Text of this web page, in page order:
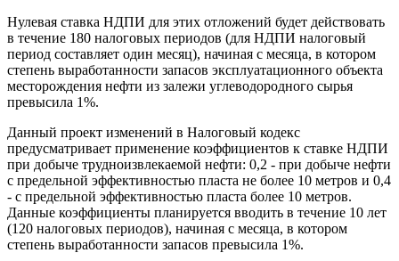
Нулевая ставка НДПИ для этих отложений будет действовать
в течение 180 налоговых периодов (для НДПИ налоговый
период составляет один месяц), начиная с месяца, в котором
степень выработанности запасов эксплуатационного объекта
месторождения нефти из залежи углеводородного сырья
превысила 1%.
Данный проект изменений в Налоговый кодекс
предусматривает применение коэффициентов к ставке НДПИ
при добыче трудноизвлекаемой нефти: 0,2 - при добыче нефти
с предельной эффективностью пласта не более 10 метров и 0,4
- с предельной эффективностью пласта более 10 метров.
Данные коэффициенты планируется вводить в течение 10 лет
(120 налоговых периодов), начиная с месяца, в котором
степень выработанности запасов превысила 1%.